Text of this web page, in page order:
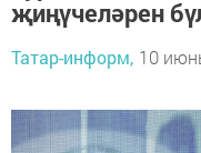
җиңүчеләрен
Татар-информ, 10